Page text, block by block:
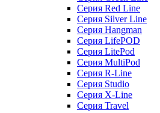
Серия Red Line
Серия Silver Line
Серия Hangman
Серия LifePOD
Серия LitePod
Серия MultiPod
Серия R-Line
Серия Studio
Серия X-Line
Серия Travel